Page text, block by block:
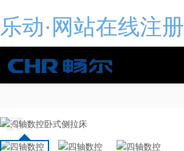
乐动·网站在线注册